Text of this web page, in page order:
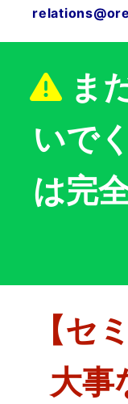
ま
いで
は完
【セ
大事